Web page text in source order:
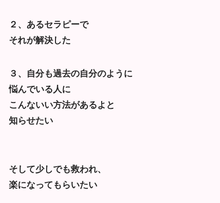
２、あるセラピーで
それが解決した
３、自分も過去の自分のように
悩んでいる人に
こんないい方法があるよと
知らせたい
そして少しでも救われ、
楽になってもらいたい